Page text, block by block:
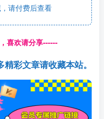
请付费后查看
喜欢请分享------
彩文章请收藏本站。